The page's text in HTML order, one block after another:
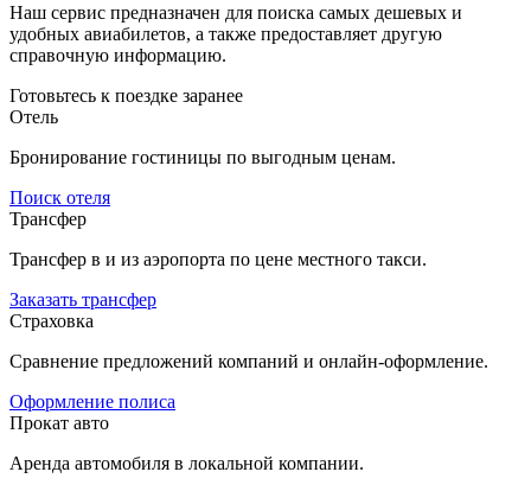
Наш сервис предназначен для поиска самых дешевых и
удобных авиабилетов, а также предоставляет другую
справочную информацию.
Готовьтесь к поездке заранее
Отель
Бронирование гостиницы по выгодным ценам.
Поиск отеля
Трансфер
Трансфер в и из аэропорта по цене местного такси.
Заказать трансфер
Страховка
Сравнение предложений компаний и онлайн-оформление.
Оформление полиса
Прокат авто
Аренда автомобиля в локальной компании.